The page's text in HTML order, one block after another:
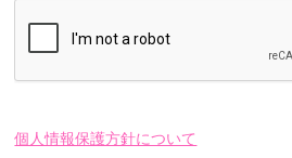
個人情報保護方針について